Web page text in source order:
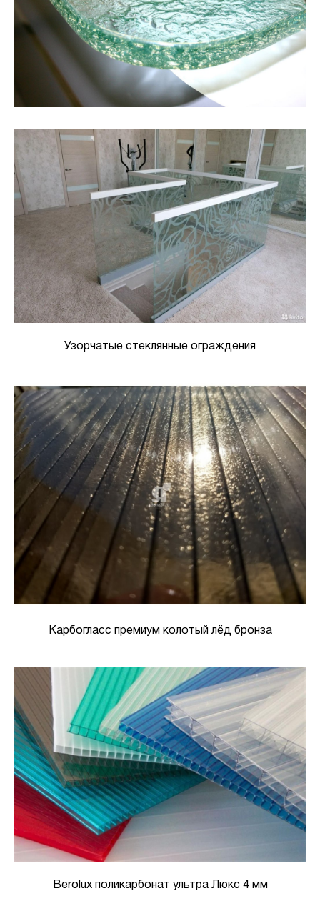
Узорчатые стеклянные ограждения
Карбогласс премиум колотый лёд бронза
Berolux поликарбонат ультра Люкс 4 мм